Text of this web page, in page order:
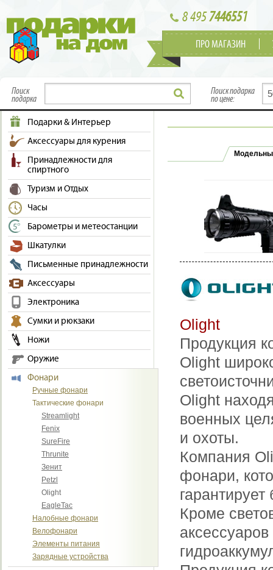
8 4957446551
ПРО МАГАЗИН
Поиск
подарка
Поиск подарка
по цене:
Подарки & Интерьер
Аксессуары для курения
Принадлежности для
спиртного
Туризм и Отдых
Часы
Барометры и метеостанции
Шкатулки
Письменные принадлежности
Аксессуары
Электроника
Сумки и рюкзаки
Ножи
Оружие
Фонари
Ручные фонари
Тактические фонари
Streamlight
Fenix
SureFire
Thrunite
Зенит
Petzl
Olight
EagleTac
Налобные фонари
Велофонари
Элементы питания
Зарядные устройства
Olight
Продукция
Olight
Olight
военных
и охоты.
Компания
фонари,
Кроме